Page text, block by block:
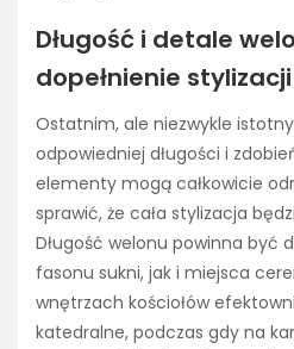
Długość i detale
dopełnienie stylizacji
Ostatnim, ale niezwykle
odpowiedniej długości i
elementy mogą całkowicie
sprawić, że cała stylizacja
Długość welonu powinna być
fasonu sukni, jak i miejsca
wnętrzach kościołów
katedralne, podczas gdy na